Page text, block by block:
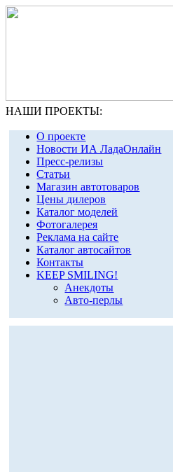
НАШИ ПРОЕКТЫ:
О проекте
Новости ИА ЛадаОнлайн
Пресс-релизы
Статьи
Магазин автотоваров
Цены дилеров
Каталог моделей
Фотогалерея
Реклама на сайте
Каталог автосайтов
Контакты
KEEP SMILING!
Анекдоты
Авто-перлы